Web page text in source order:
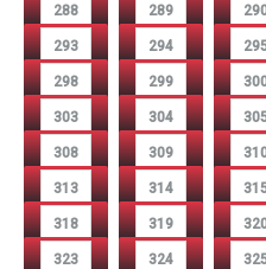
288 289
293 294
298 299
303 304
308 309
313 314
318 319
323 324